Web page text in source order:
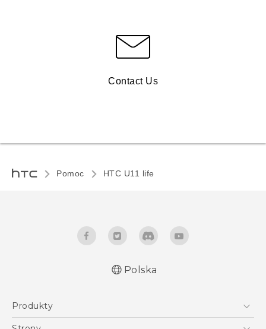
Contact Us
Pomoc HTC U11 life‎
Polska
Produkty
Smartfony